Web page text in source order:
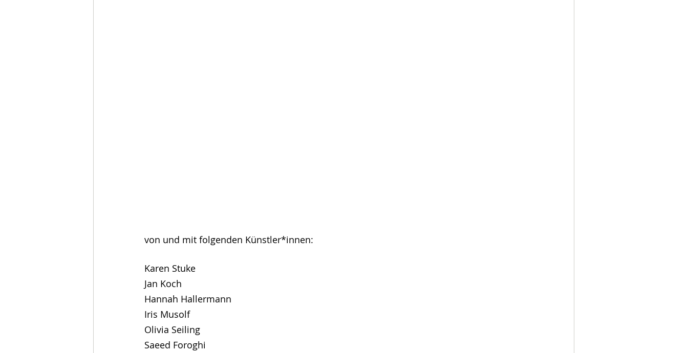
von und mit folgenden Künstler*innen:
Karen Stuke
Jan Koch
Hannah Hallermann
Iris Musolf
Olivia Seiling
Saeed Foroghi